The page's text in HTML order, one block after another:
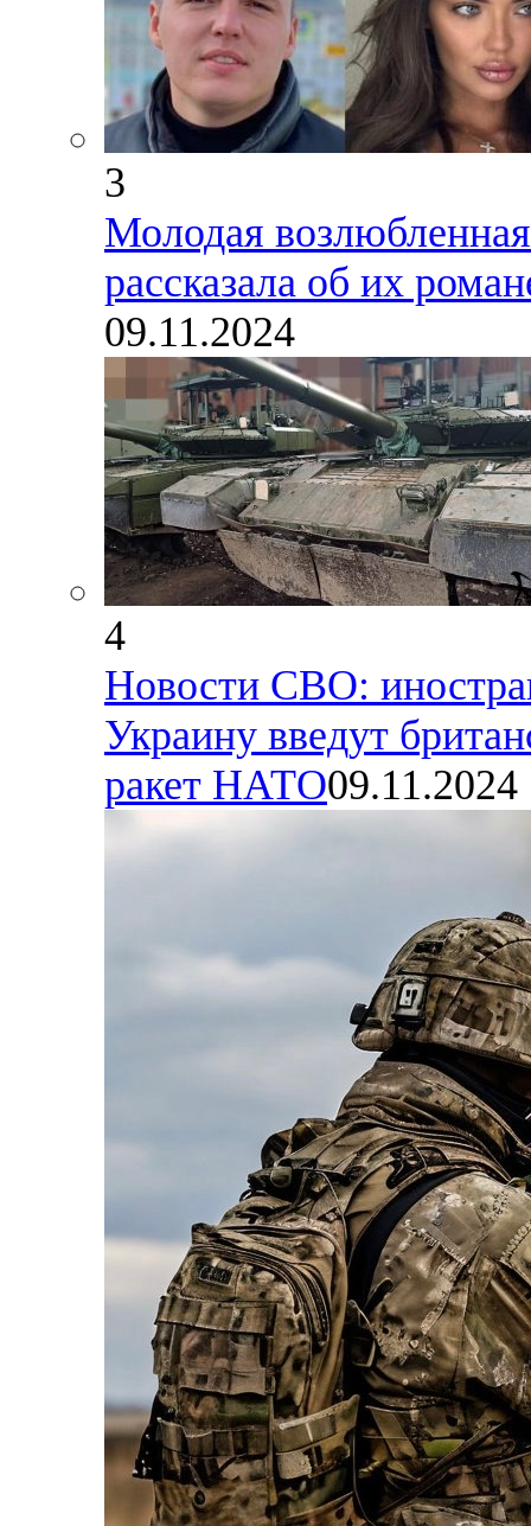
3
Молодая
рассказала об их
09.11.2024
4
Новости СВО:
Украину введут
ракет НАТО09.11.2024